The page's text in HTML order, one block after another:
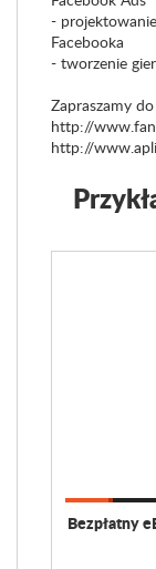
-
Facebooka
- tworzenie
Zapraszamy
http://
http://
Bezpłatny